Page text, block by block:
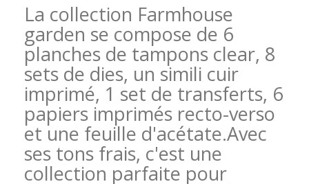
La collection Farmhouse
garden se compose de 6
planches de tampons clear, 8
sets de dies, un simili cuir
imprimé, 1 set de transferts, 6
papiers imprimés recto-verso
et une feuille d'acétate.Avec
ses tons frais, c'est une
collection parfaite pour